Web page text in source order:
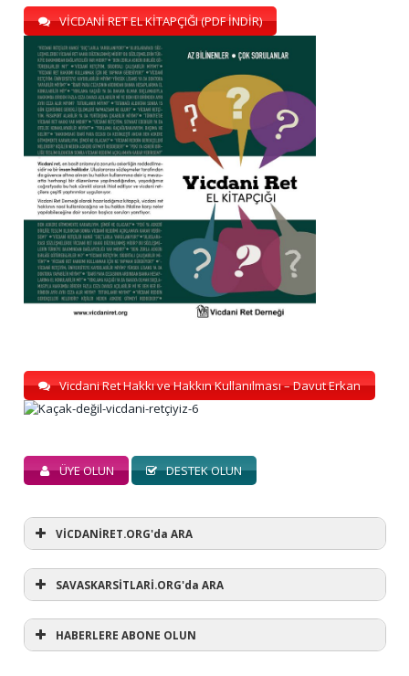
VİCDANİ RET EL KİTAPÇIĞI (PDF İNDİR)
Vicdani Ret Hakkı ve Hakkın Kullanılması – Davut Erkan
ÜYE OLUN DESTEK OLUN
VİCDANİRET.ORG'da ARA
SAVASKARSİTLARİ.ORG'da ARA
HABERLERE ABONE OLUN